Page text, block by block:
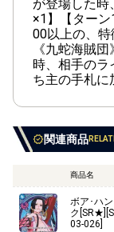
【ST-22】エース
【ST-21】ギア5
【ST-20】黄 シャ
【ST-18】紫 モン
【ST-16】緑 ウタ
【ST-15】赤 エド
が登場した時
×1】【ター
00以上の、
《九蛇海賊
時、相手のラ
ち主の手札に
関連商品
商品名
ボア･ハ
ク
03-026]